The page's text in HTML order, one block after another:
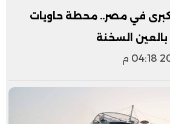
في مصر.. محطة حاويات